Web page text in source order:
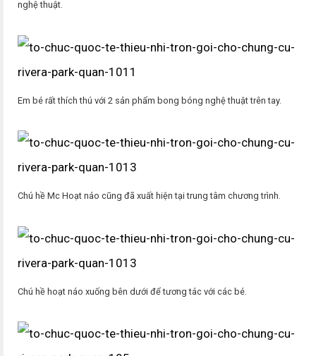
nghệ thuật.
Em bé rất thích thú với 2 sản phẩm bong bóng nghệ thuật trên tay.
Chú hề Mc Hoạt náo cũng đã xuất hiện tại trung tâm chương trình.
Chú hề hoạt náo xuống bên dưới để tương tác với các bé.